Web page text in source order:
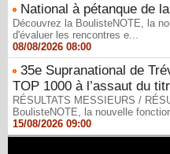
National à pétanque de
Découvrez la BoulisteNOTE, la
d'évaluer les rencontres e...
08/08/2026 08:00
35e Supranational de
TOP 1000 à l’assaut du
RÉSULTATS MESSIEURS /
BoulisteNOTE, la nouvelle
15/08/2026 09:00